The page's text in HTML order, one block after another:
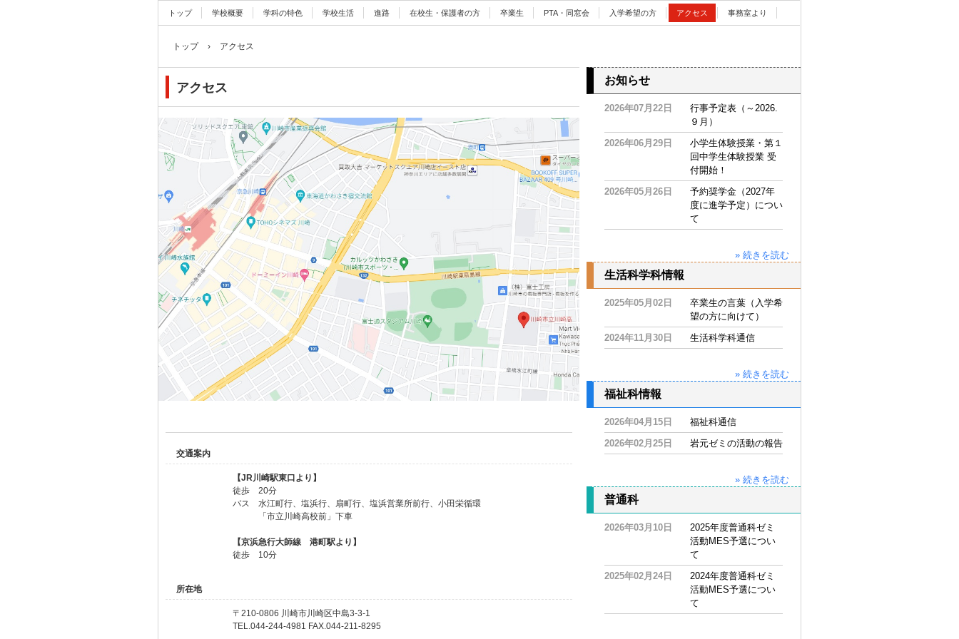
トップ 学校概要 学科の特色 学校生活 進路 在校生・保護者の方 卒業生 PTA・同窓会 入学希望の方 アクセス 事務室より
トップ › アクセス
アクセス
交通案内
【JR川崎駅東口より】
徒歩 20分
バス 水江町行、塩浜行、扇町行、塩浜営業所前行、小田栄循環
「市立川崎高校前」下車
【京浜急行大師線 港町駅より】
徒歩 10分
所在地
〒210-0806 川崎市川崎区中島3-3-1
TEL.044-244-4981 FAX.044-211-8295
お知らせ
2026年07月22日
行事予定表（～2026.
９月）
2026年06月29日
小学生体験授業・第１
回中学生体験授業 受
付開始！
2026年05月26日
予約奨学金（2027年
度に進学予定）につい
て
» 続きを読む
生活科学科情報
2025年05月02日
卒業生の言葉（入学希
望の方に向けて）
2024年11月30日
生活科学科通信
» 続きを読む
福祉科情報
2026年04月15日
福祉科通信
2026年02月25日
岩元ゼミの活動の報告
» 続きを読む
普通科
2026年03月10日
2025年度普通科ゼミ
活動MES予選につい
て
2025年02月24日
2024年度普通科ゼミ
活動MES予選につい
て